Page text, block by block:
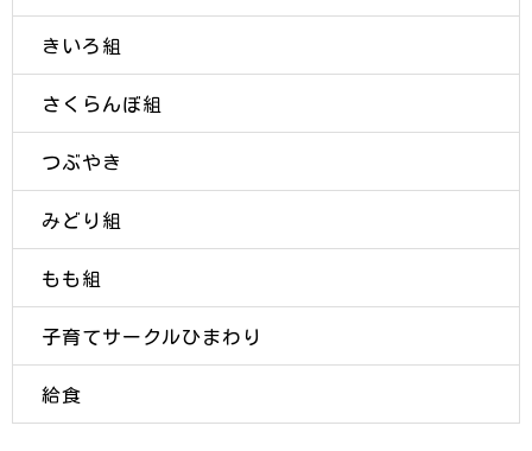
きいろ組
さくらんぼ組
つぶやき
みどり組
もも組
子育てサークルひまわり
給食